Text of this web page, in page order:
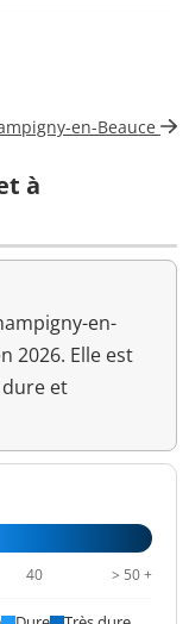
<=200 µg/L
<=0,1 mg/L
en-Beauce
à
en-
2026. Elle est
et
40 > 50 +